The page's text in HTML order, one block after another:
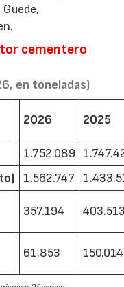
cementero
en toneladas)
2026 2025
1.752.089
1.562.747
357.194
61.853 150.014